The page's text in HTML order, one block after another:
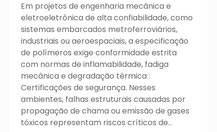
Em projetos de engenharia mecânica e
eletroeletrônica de alta confiabilidade, como
sistemas embarcados metroferroviários,
industriais ou aeroespaciais, a especificação
de polímeros exige conformidade estrita
com normas de inflamabilidade, fadiga
mecânica e degradação térmica :
Certificações de segurança. Nesses
ambientes, falhas estruturais causadas por
propagação de chama ou emissão de gases
tóxicos representam riscos críticos de…